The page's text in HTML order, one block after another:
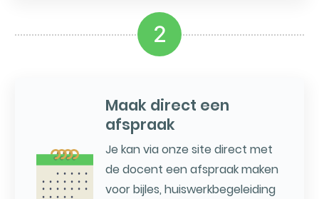
2
Maak direct een
afspraak
Je kan via onze site direct met
de docent een afspraak maken
voor bijles, huiswerkbegeleiding